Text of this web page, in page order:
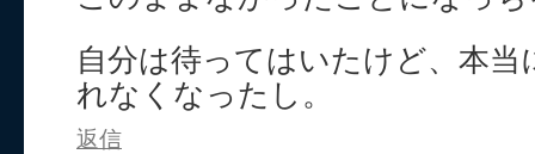
自分は待ってはいたけど、本
れなくなったし。
返信